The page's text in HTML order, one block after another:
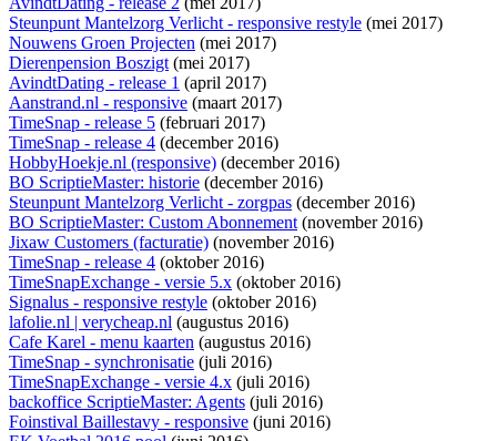
Steunpunt Mantelzorg Verlicht - responsive restyle (mei 2017)
Nouwens Groen Projecten (mei 2017)
Dierenpension Boszigt(mei 2017)
AvindtDating - release 1 (april 2017)
Aanstrand.nl - responsive (maart 2017)
TimeSnap - release 5 (februari 2017)
TimeSnap - release 4 (december 2016)
HobbyHoekje.nl (responsive) (december 2016)
BO ScriptieMaster: historie (december 2016)
Steunpunt Mantelzorg Verlicht - zorgpas (december 2016)
BO ScriptieMaster: Custom Abonnement(november 2016)
Jixaw Customers (facturatie) (november 2016)
TimeSnap - release 4 (oktober 2016)
TimeSnapExchange - versie 5.x (oktober 2016)
Signalus - responsive restyle (oktober 2016)
lafolie.nl | verycheap.nl (augustus 2016)
Cafe Karel - menu kaarten (augustus 2016)
TimeSnap - synchronisatie (juli 2016)
TimeSnapExchange - versie 4.x (juli 2016)
backoffice ScriptieMaster: Agents (juli 2016)
Foinstival Baillestavy - responsive (juni 2016)